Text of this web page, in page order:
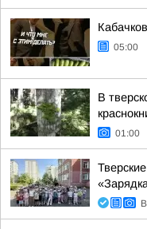
05:00
В
01:00